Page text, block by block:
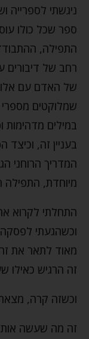
ניגשתי לספרייה
ספר שכל כולו
התפילה,
רחב של דיבורים
של האדם עם
שמלוקטים
במילים
בעניין זה,
המדריך הרוחני
מיוחדת, התפילה
התחלתי לקרוא
וכשהגעתי
מאוד לתאר את
זה הרגיש כאילו
וכשזה קרה,
זה מה שעשה